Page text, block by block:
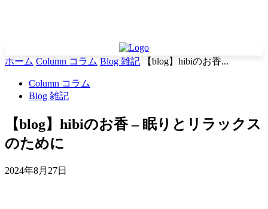
ホーム Column コラム Blog 雑記 【blog】hibiのお香...
Column コラム
Blog 雑記
【blog】hibiのお香 – 眠りとリラックス
のために
2024年8月27日